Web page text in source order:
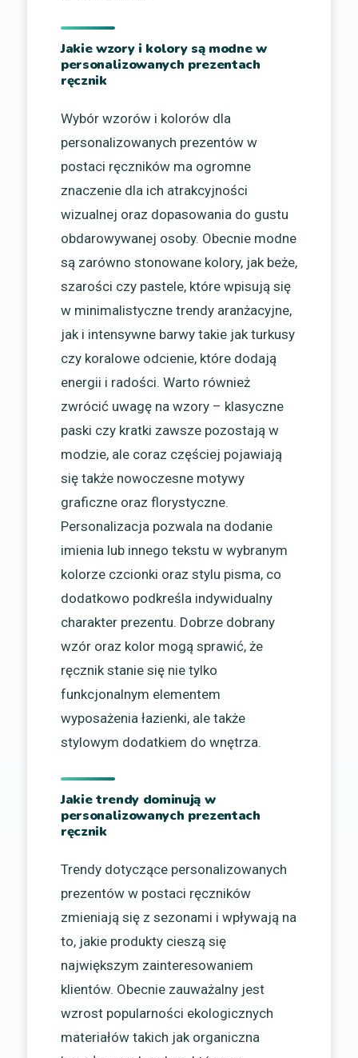
Jakie wzory i kolory są modne w
personalizowanych prezentach
ręcznik
Wybór wzorów i kolorów dla
personalizowanych prezentów w
postaci ręczników ma ogromne
znaczenie dla ich atrakcyjności
wizualnej oraz dopasowania do gustu
obdarowywanej osoby. Obecnie modne
są zarówno stonowane kolory, jak beże,
szarości czy pastele, które wpisują się
w minimalistyczne trendy aranżacyjne,
jak i intensywne barwy takie jak turkusy
czy koralowe odcienie, które dodają
energii i radości. Warto również
zwrócić uwagę na wzory – klasyczne
paski czy kratki zawsze pozostają w
modzie, ale coraz częściej pojawiają
się także nowoczesne motywy
graficzne oraz florystyczne.
Personalizacja pozwala na dodanie
imienia lub innego tekstu w wybranym
kolorze czcionki oraz stylu pisma, co
dodatkowo podkreśla indywidualny
charakter prezentu. Dobrze dobrany
wzór oraz kolor mogą sprawić, że
ręcznik stanie się nie tylko
funkcjonalnym elementem
wyposażenia łazienki, ale także
stylowym dodatkiem do wnętrza.
Jakie trendy dominują w
personalizowanych prezentach
ręcznik
Trendy dotyczące personalizowanych
prezentów w postaci ręczników
zmieniają się z sezonami i wpływają na
to, jakie produkty cieszą się
największym zainteresowaniem
klientów. Obecnie zauważalny jest
wzrost popularności ekologicznych
materiałów takich jak organiczna